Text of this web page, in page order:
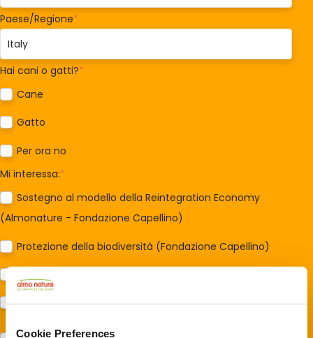
Cookie Preferences
Paese/Regione*
Hai cani o gatti?*
Cane
Gatto
Per ora no
Mi interessa:*
Sostegno al modello della Reintegration Economy
(Almonature - Fondazione Capellino)
Protezione della biodiversità (Fondazione Capellino)
Prodotti (Almo Nature)